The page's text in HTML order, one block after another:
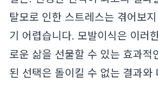
탈모로 인한 스트레스는 겪어보
기 어렵습니다. 모발이식은 이러
로운 삶을 선물할 수 있는 효과적
된 선택은 돌이킬 수 없는 결과와